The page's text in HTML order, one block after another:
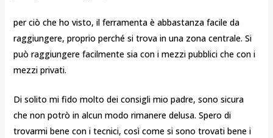
per ciò che ho visto, il ferramenta è abbastanza facile da
raggiungere, proprio perché si trova in una zona centrale. Si
può raggiungere facilmente sia con i mezzi pubblici che con i
mezzi privati.
Di solito mi fido molto dei consigli mio padre, sono sicura
che non potrò in alcun modo rimanere delusa. Spero di
trovarmi bene con i tecnici, così come si sono trovati bene i